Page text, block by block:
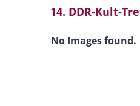
14. DDR-Kult-
No Images found.